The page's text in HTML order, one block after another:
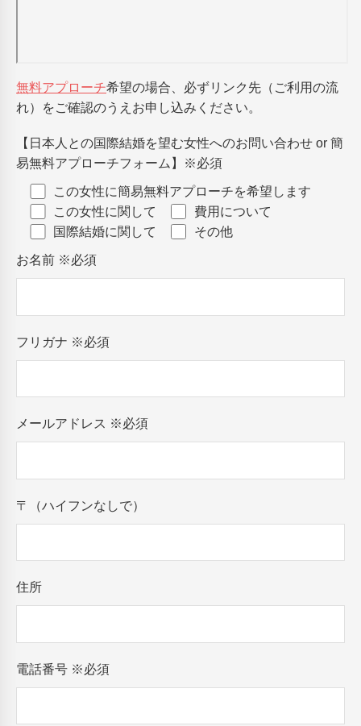
無料アプローチ希望の場合、必ずリンク先（ご利用の流
れ）をご確認のうえお申し込みください。
【日本人との国際結婚を望む女性へのお問い合わせ or 簡
易無料アプローチフォーム】
※必須
この女性に簡易無料アプローチを希望します
この女性に関して
費用について
国際結婚に関して
その他
お名前 ※必須
フリガナ ※必須
メールアドレス ※必須
〒（ハイフンなしで）
住所
電話番号 ※必須